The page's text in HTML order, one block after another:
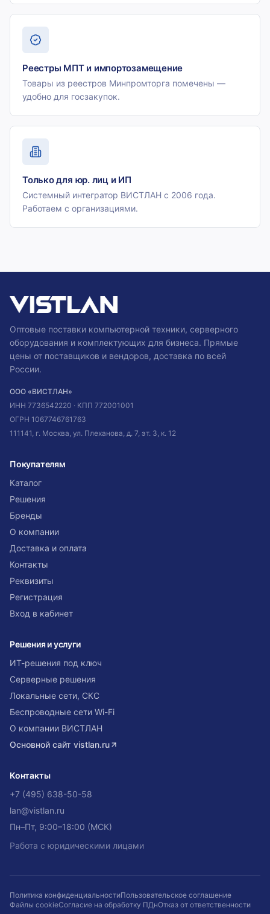
Реестры МПТ и импортозамещение
Товары из реестров Минпромторга помечены —
удобно для госзакупок.
Только для юр. лиц и ИП
Системный интегратор ВИСТЛАН с 2006 года.
Работаем с организациями.
Оптовые поставки компьютерной техники, серверного
оборудования и комплектующих для бизнеса. Прямые
цены от поставщиков и вендоров, доставка по всей
России.
ООО «ВИСТЛАН»
ИНН 7736542220 · КПП 772001001
ОГРН 1067746761763
111141, г. Москва, ул. Плеханова, д. 7, эт. 3, к. 12
Покупателям
Каталог
Решения
Бренды
О компании
Доставка и оплата
Контакты
Реквизиты
Регистрация
Вход в кабинет
Решения и услуги
ИТ-решения под ключ
Серверные решения
Локальные сети, СКС
Беспроводные сети Wi-Fi
О компании ВИСТЛАН
Основной сайт vistlan.ru
Контакты
+7 (495) 638-50-58
lan@vistlan.ru
Пн–Пт, 9:00–18:00 (МСК)
Работа с юридическими лицами
Политика конфиденциальностиПользовательское соглашение
Файлы cookieСогласие на обработку ПДнОтказ от ответственности